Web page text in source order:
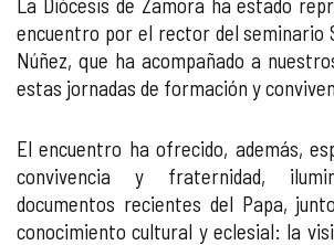
encuentro por el rector del seminario
Núñez, que ha acompañado a
estas jornadas de formación y
El encuentro ha ofrecido, además,
convivencia y fraternidad,
documentos recientes del Papa,
conocimiento cultural y eclesial: la